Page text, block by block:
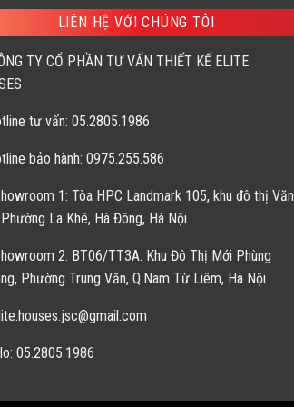
LIÊN HỆ VỚI CHÚNG TÔI
TY CỔ PHẦN TƯ VẤN THIẾT KẾ ELITE
tư vấn: 05.2805.1986
bảo hành: 0975.255.586
1: Tòa HPC Landmark 105, khu đô thị Văn
La Khê, Hà Đông, Hà Nội
2: BT06/TT3A. Khu Đô Thị Mới Phùng
Phường Trung Văn, Q.Nam Từ Liêm, Hà Nội
05.2805.1986